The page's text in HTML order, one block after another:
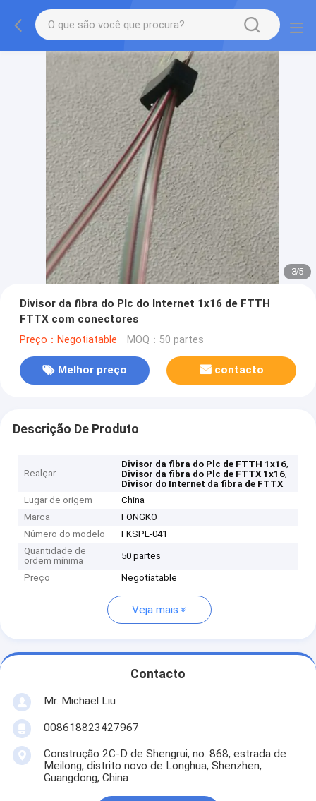
3/5
Divisor da fibra do Plc do Internet 1x16 de FTTH
FTTX com conectores
Preço：Negotiatable MOQ：50 partes
Melhor preço contacto
Descrição De Produto
Realçar
Divisor da fibra do Plc de FTTH 1x16,
Divisor da fibra do Plc de FTTX 1x16,
Divisor do Internet da fibra de FTTX
Lugar de origem
China
Marca
FONGKO
Número do modelo
FKSPL-041
Quantidade de
ordem mínima
50 partes
Preço Negotiatable
Veja mais
Contacto
Mr. Michael Liu
008618823427967
Construção 2C-D de Shengrui, no. 868, estrada de
Meilong, distrito novo de Longhua, Shenzhen,
Guangdong, China